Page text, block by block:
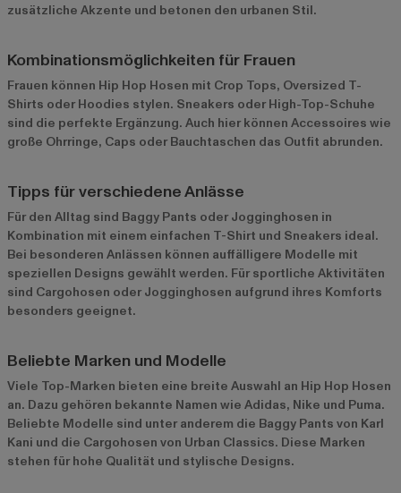
zusätzliche Akzente und betonen den urbanen Stil.
Kombinationsmöglichkeiten für Frauen
Frauen können Hip Hop Hosen mit Crop Tops, Oversized T-
Shirts oder Hoodies stylen. Sneakers oder High-Top-Schuhe
sind die perfekte Ergänzung. Auch hier können Accessoires wie
große Ohrringe, Caps oder Bauchtaschen das Outfit abrunden.
Tipps für verschiedene Anlässe
Für den Alltag sind Baggy Pants oder Jogginghosen in
Kombination mit einem einfachen T-Shirt und Sneakers ideal.
Bei besonderen Anlässen können auffälligere Modelle mit
speziellen Designs gewählt werden. Für sportliche Aktivitäten
sind Cargohosen oder Jogginghosen aufgrund ihres Komforts
besonders geeignet.
Beliebte Marken und Modelle
Viele Top-Marken bieten eine breite Auswahl an Hip Hop Hosen
an. Dazu gehören bekannte Namen wie Adidas, Nike und Puma.
Beliebte Modelle sind unter anderem die Baggy Pants von Karl
Kani und die Cargohosen von Urban Classics. Diese Marken
stehen für hohe Qualität und stylische Designs.